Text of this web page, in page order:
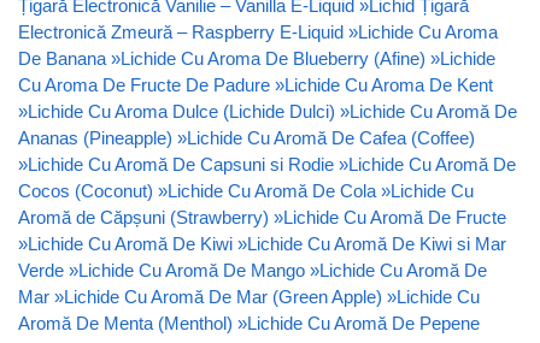
Țigară Electronică Vanilie – Vanilla E-Liquid »Lichid Țigară
Electronică Zmeură – Raspberry E-Liquid »Lichide Cu Aroma
De Banana »Lichide Cu Aroma De Blueberry (Afine) »Lichide
Cu Aroma De Fructe De Padure »Lichide Cu Aroma De Kent
»Lichide Cu Aroma Dulce (Lichide Dulci) »Lichide Cu Aromă De
Ananas (Pineapple) »Lichide Cu Aromă De Cafea (Coffee)
»Lichide Cu Aromă De Capsuni si Rodie »Lichide Cu Aromă De
Cocos (Coconut) »Lichide Cu Aromă De Cola »Lichide Cu
Aromă de Căpșuni (Strawberry) »Lichide Cu Aromă De Fructe
»Lichide Cu Aromă De Kiwi »Lichide Cu Aromă De Kiwi si Mar
Verde »Lichide Cu Aromă De Mango »Lichide Cu Aromă De
Mar »Lichide Cu Aromă De Mar (Green Apple) »Lichide Cu
Aromă De Menta (Menthol) »Lichide Cu Aromă De Pepene